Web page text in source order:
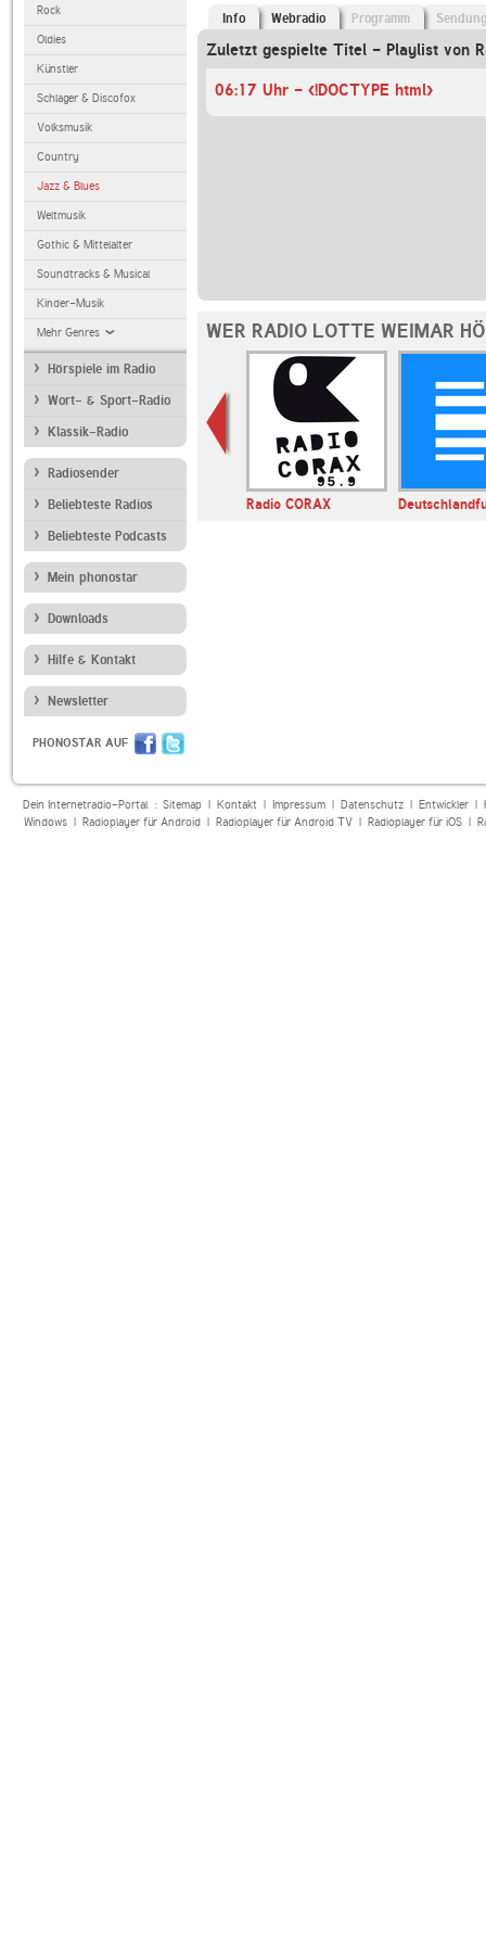
Rock
Oldies
Künstler
Schlager & Discofox
Volksmusik
Country
Jazz & Blues
Weltmusik
Gothic & Mittelalter
Soundtracks & Musical
Kinder-Musik
Mehr Genres
Hörspiele im Radio
Wort- & Sport-Radio
Klassik-Radio
Radiosender
Beliebteste Radios
Beliebteste Podcasts
Mein phonostar
Downloads
Hilfe & Kontakt
Newsletter
PHONOSTAR AUF
Info Webradio Programm
Zuletzt gespielte Titel - Playlist von
06:17 Uhr - <!DOCTYPE html>
WER RADIO LOTTE WEIMAR
radio3 Radio CORAX
Dein Internetradio-Portal : Sitemap| Kontakt| Impressum| Datenschutz| Entwickler|
Windows| Radioplayer für Android| Radioplayer für Android TV| Radioplayer für iOS|